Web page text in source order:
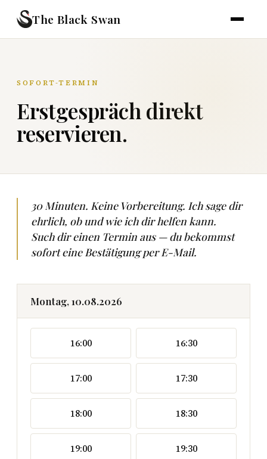
The Black Swan
SOFORT-TERMIN
Erstgespräch direkt
reservieren.
30 Minuten. Keine Vorbereitung. Ich sage dir
ehrlich, ob und wie ich dir helfen kann.
Such dir einen Termin aus — du bekommst
sofort eine Bestätigung per E-Mail.
Montag, 10.08.2026
16:00 16:30
17:00 17:30
18:00 18:30
19:00 19:30